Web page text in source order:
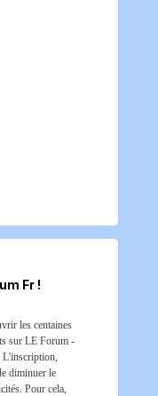
Fr !
les centaines
sur LE Forum -
L'inscription,
diminuer le
Pour cela,